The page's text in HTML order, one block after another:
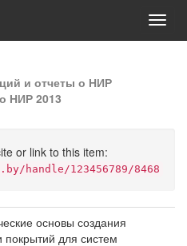
и отчеты о НИР
НИР 2013
or link to this item:
handle/123456789/8468
основы создания
покрытий для систем